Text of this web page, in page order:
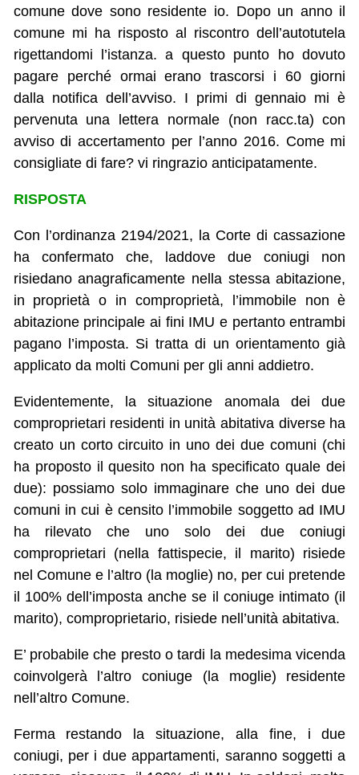
comune dove sono residente io. Dopo un anno il
comune mi ha risposto al riscontro dell’autotutela
rigettandomi l’istanza. a questo punto ho dovuto
pagare perché ormai erano trascorsi i 60 giorni
dalla notifica dell’avviso. I primi di gennaio mi è
pervenuta una lettera normale (non racc.ta) con
avviso di accertamento per l’anno 2016. Come mi
consigliate di fare? vi ringrazio anticipatamente.
RISPOSTA
Con l’ordinanza 2194/2021, la Corte di cassazione
ha confermato che, laddove due coniugi non
risiedano anagraficamente nella stessa abitazione,
in proprietà o in comproprietà, l’immobile non è
abitazione principale ai fini IMU e pertanto entrambi
pagano l’imposta. Si tratta di un orientamento già
applicato da molti Comuni per gli anni addietro.
Evidentemente, la situazione anomala dei due
comproprietari residenti in unità abitativa diverse ha
creato un corto circuito in uno dei due comuni (chi
ha proposto il quesito non ha specificato quale dei
due): possiamo solo immaginare che uno dei due
comuni in cui è censito l’immobile soggetto ad IMU
ha rilevato che uno solo dei due coniugi
comproprietari (nella fattispecie, il marito) risiede
nel Comune e l’altro (la moglie) no, per cui pretende
il 100% dell’imposta anche se il coniuge intimato (il
marito), comproprietario, risiede nell’unità abitativa.
E’ probabile che presto o tardi la medesima vicenda
coinvolgerà l’altro coniuge (la moglie) residente
nell’altro Comune.
Ferma restando la situazione, alla fine, i due
coniugi, per i due appartamenti, saranno soggetti a